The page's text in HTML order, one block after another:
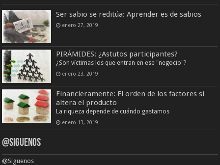
Ser sabio se reditúa: Aprender es de sabios
enero 27, 2019
PIRÁMIDES: ¿Astutos participantes?
¿Son víctimas los que entran en ese "negocio"?
enero 23, 2019
Financieramente: El orden de los factores sí
altera el producto
La riqueza depende de cuándo gastamos
enero 13, 2019
@Siguenos
@Siguenos